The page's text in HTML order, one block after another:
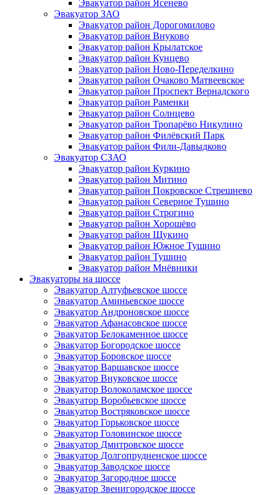
Эвакуатор район Ясенево
Эвакуатор ЗАО
Эвакуатор район Дорогомилово
Эвакуатор район Внуково
Эвакуатор район Крылатское
Эвакуатор район Кунцево
Эвакуатор район Ново-Переделкино
Эвакуатор район Очаково Матвеевское
Эвакуатор район Проспект Вернадского
Эвакуатор район Раменки
Эвакуатор район Солнцево
Эвакуатор район Тропарёво Никулино
Эвакуатор район Филёвский Парк
Эвакуатор район Фили-Давыдково
Эвакуатор СЗАО
Эвакуатор район Куркино
Эвакуатор район Митино
Эвакуатор район Покровское Стрешнево
Эвакуатор район Северное Тушино
Эвакуатор район Строгино
Эвакуатор район Хорошёво
Эвакуатор район Щукино
Эвакуатор район Южное Тушино
Эвакуатор район Тушино
Эвакуатор район Мнёвники
Эвакуаторы на шоссе
Эвакуатор Алтуфьевское шоссе
Эвакуатор Аминьевское шоссе
Эвакуатор Андроновское шоссе
Эвакуатор Афанасовское шоссе
Эвакуатор Белокаменное шоссе
Эвакуатор Богородское шоссе
Эвакуатор Боровское шоссе
Эвакуатор Варшавское шоссе
Эвакуатор Внуковское шоссе
Эвакуатор Волоколамское шоссе
Эвакуатор Воробьевское шоссе
Эвакуатор Востряковское шоссе
Эвакуатор Горьковское шоссе
Эвакуатор Головинское шоссе
Эвакуатор Дмитровское шоссе
Эвакуатор Долгопрудненское шоссе
Эвакуатор Заводское шоссе
Эвакуатор Загородное шоссе
Эвакуатор Звенигородское шоссе